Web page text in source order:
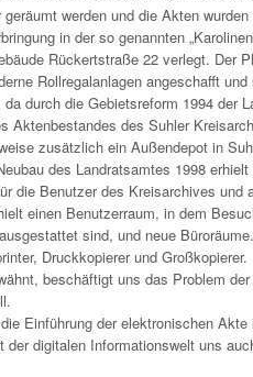
geräumt werden und die Akten
in der so genannten
Rückertstraße 22 verlegt. Der
Rollregalanlagen angeschafft
durch die Gebietsreform 1994 der
Aktenbestandes des Suhler
zusätzlich ein Außendepot in
des Landratsamtes 1998
die Benutzer des Kreisarchives
einen Benutzerraum, in dem
sind, und neue
Druckkopierer und Großkopierer.
beschäftigt uns das Problem
Einführung der elektronischen
der digitalen Informationswelt uns